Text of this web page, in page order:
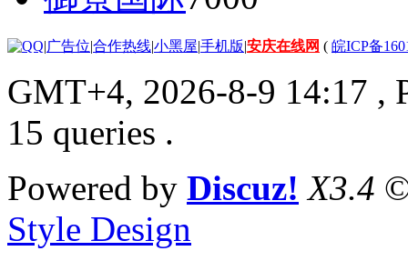
|广告位|合作热线|小黑屋|手机版|安庆在线网 ( 皖ICP备
GMT+4, 2026-8-9 14:17 ,
15 queries .
Powered by Discuz! X3.4
Style Design